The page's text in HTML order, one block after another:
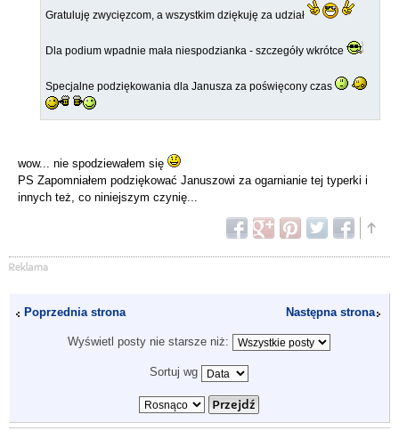
Gratuluję zwycięzcom, a wszystkim dziękuję za udział
Dla podium wpadnie mała niespodzianka - szczegóły wkrótce
Specjalne podziękowania dla Janusza za poświęcony czas
wow... nie spodziewałem się
PS Zapomniałem podziękować Januszowi za ogarnianie tej typerki i
innych też, co niniejszym czynię...
Poprzednia strona Następna strona
Wyświetl posty nie starsze niż:
Sortuj wg